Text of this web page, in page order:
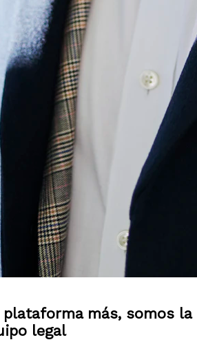
más, somos la
legal